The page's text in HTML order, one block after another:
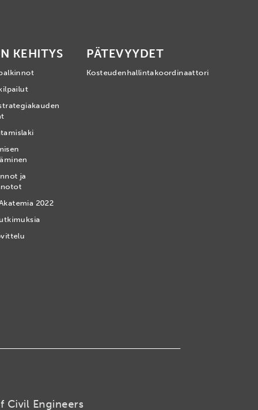
KEHITYS
ja
2022
PÄTEVYYDET
Kosteudenhallintakoordinaattori
Civil Engineers